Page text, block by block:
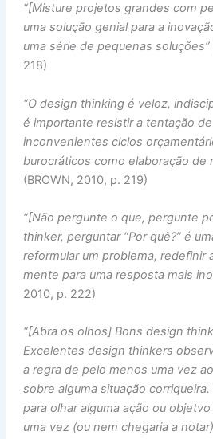
“[Misture projetos grandes com
uma solução genial para a
uma série de pequenas soluções”
218)
“O design thinking é veloz,
é importante resistir a tentação
inconvenientes ciclos
burocráticos como elaboração de
(BROWN, 2010, p. 219)
“[Não pergunte o que, pergunte
thinker, perguntar “Por quê?” é
reformular um problema, redefinir
mente para uma resposta mais
2010, p. 222)
“[Abra os olhos] Bons design
Excelentes design thinkers
a regra de pelo menos uma vez
sobre alguma situação
para olhar alguma ação ou
uma vez (ou nem chegaria a